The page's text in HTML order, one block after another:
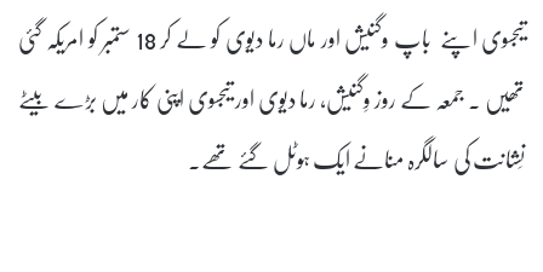
تیجسوی اپنے باپ وگنیش اور ماں رما دیوی کو لے کر 18 ستمبر کو امریکہ گئی
تھیں ۔ جمعہ کے روز وِگنیش، رما دیوی اور تیجسوی اپنی کار میں بڑے بیٹے
نِشانت کی سالگرہ منانے ایک ہوٹل گئے تھے۔